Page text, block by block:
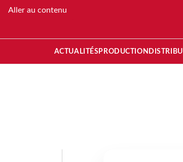
Aller au contenu
ACTUALITÉS PRODUCTION